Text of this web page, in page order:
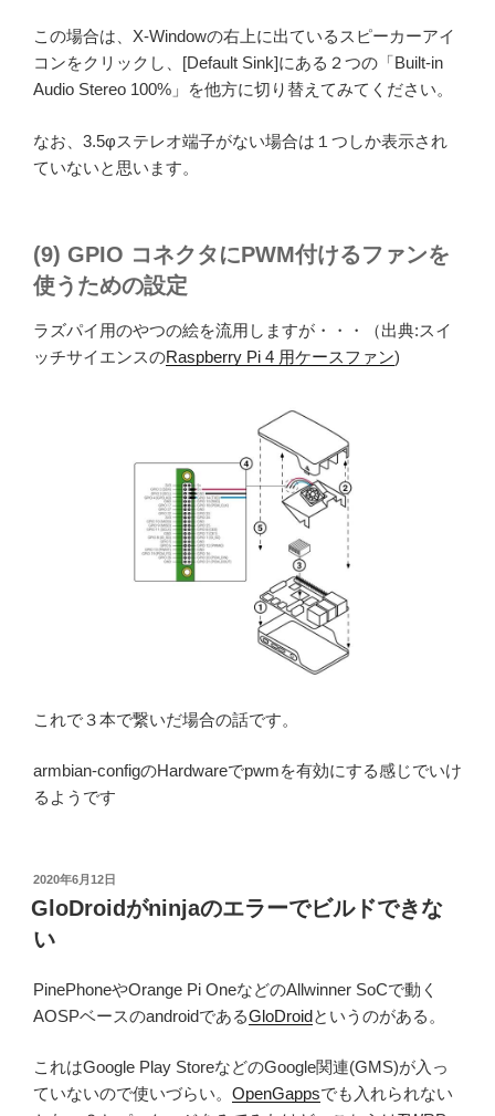
この場合は、X-Windowの右上に出ているスピーカーアイ
コンをクリックし、[Default Sink]にある２つの「Built-in
Audio Stereo 100%」を他方に切り替えてみてください。
なお、3.5φステレオ端子がない場合は１つしか表示され
ていないと思います。
(9) GPIO コネクタにPWM付けるファンを
使うための設定
ラズパイ用のやつの絵を流用しますが・・・（出典:スイ
ッチサイエンスのRaspberry Pi 4 用ケースファン)
これで３本で繋いだ場合の話です。
armbian-configのHardwareでpwmを有効にする感じでいけ
るようです
投
稿
日:
2020年6月12日
GloDroidがninjaのエラーでビルドできな
い
PinePhoneやOrange Pi OneなどのAllwinner SoCで動く
AOSPベースのandroidであるGloDroidというのがある。
これはGoogle Play StoreなどのGoogle関連(GMS)が入っ
ていないので使いづらい。 OpenGappsでも入れられない